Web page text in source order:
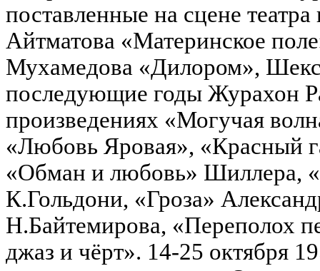
поставленные на сцене
Айтматова «Материнское
Мухамедова «Дилором»,
последующие годы Журахон
произведениях «Могучая
«Любовь Яровая», «Красный
«Обман и любовь» Шиллера,
К.Гольдони, «Гроза»
Н.Байтемирова, «Переполох
джаз и чёрт». 14-25 октября